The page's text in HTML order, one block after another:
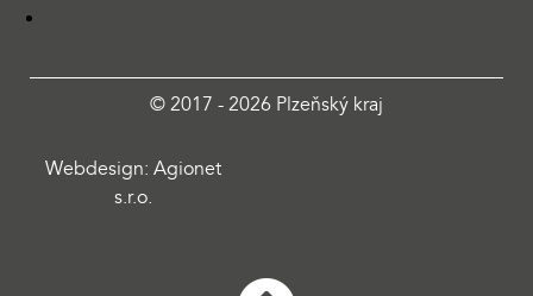
© 2017 - 2026 Plzeňský kraj
Webdesign: Agionet
s.r.o.